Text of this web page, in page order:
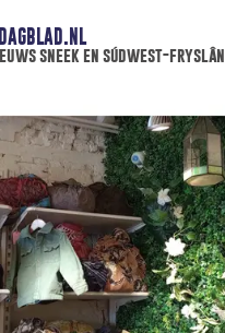
sneek en súdwest-fryslân